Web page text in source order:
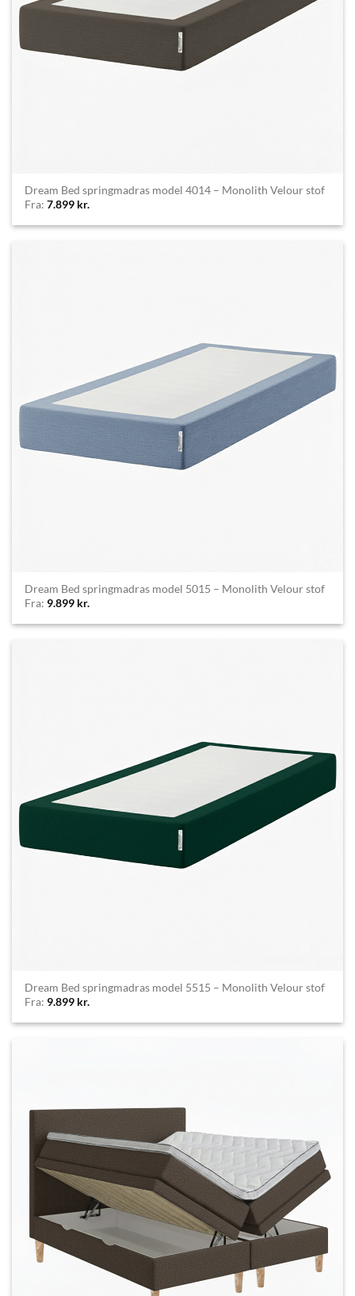
Dream Bed springmadras model 4014 – Monolith Velour stof
Fra:7.899 kr.
Dream Bed springmadras model 5015 – Monolith Velour stof
Fra: 9.899 kr.
Dream Bed springmadras model 5515 – Monolith Velour stof
Fra: 9.899 kr.